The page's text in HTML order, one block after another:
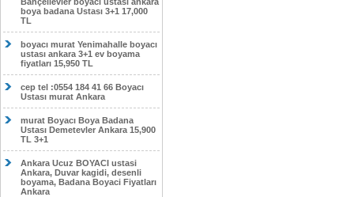
boya badana Ustası 3+1 17,000
TL
boyacı murat Yenimahalle boyacı
ustası ankara 3+1 ev boyama
fiyatları 15,950 TL
cep tel :0554 184 41 66 Boyacı
Ustası murat Ankara
murat Boyacı Boya Badana
Ustası Demetevler Ankara 15,900
TL 3+1
Ankara Ucuz BOYACI ustasi
Ankara, Duvar kagidi, desenli
boyama, Badana Boyaci Fiyatları
Ankara